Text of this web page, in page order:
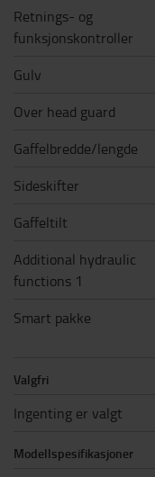
Retnings- og
funksjonskontroller
Gulv
Over head guard
Gaffelbredde/lengde
Sideskifter
Gaffeltilt
Additional hydraulic
functions 1
Smart pakke
Valgfri
Ingenting er valgt
Modellspesifikasjoner